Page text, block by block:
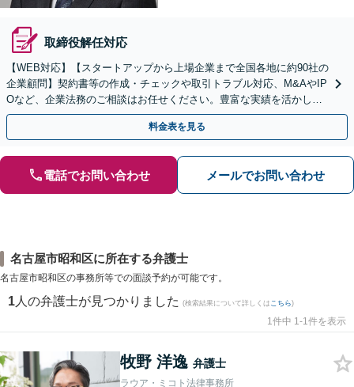
取締役解任対応
【WEB対応】【スタートアップから上場企業まで全国各地に約90社の
企業顧問】契約書等の作成・チェックや取引トラブル対応、M&AやIP
Oなど、企業法務のご相談はお任せください。豊富な実績を活かし的
確に対応を進めてまいります。
料金表を見る
電話でお問い合わせ メールでお問い合わせ
名古屋市昭和区に所在する弁護士
名古屋市昭和区の事務所等での面談予約が可能です。
1 人の弁護士が見つかりました (検索結果について詳しくは こちら)
1件中 1-1件を表示
牧野 洋逸 弁護士
ラウア・ミコト法律事務所